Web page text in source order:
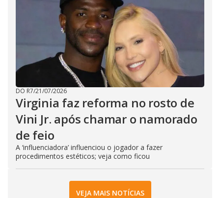
DO R7/21/07/2026
Virginia faz reforma no rosto de
Vini Jr. após chamar o namorado
de feio
A ‘influenciadora’ influenciou o jogador a fazer
procedimentos estéticos; veja como ficou
VEJA MAIS NOTÍCIAS